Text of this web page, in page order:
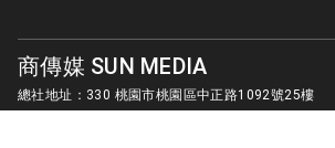
商傳媒 SUN MEDIA
總社地址：330 桃園市桃園區中正路1092號25樓